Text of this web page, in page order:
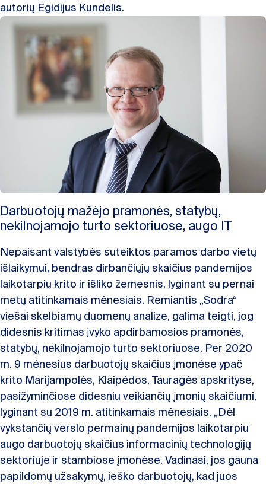
autorių Egidijus Kundelis.
Darbuotojų mažėjo pramonės, statybų,
nekilnojamojo turto sektoriuose, augo IT
Nepaisant valstybės suteiktos paramos darbo vietų
išlaikymui, bendras dirbančiųjų skaičius pandemijos
laikotarpiu krito ir išliko žemesnis, lyginant su pernai
metų atitinkamais mėnesiais. Remiantis „Sodra“
viešai skelbiamų duomenų analize, galima teigti, jog
didesnis kritimas įvyko apdirbamosios pramonės,
statybų, nekilnojamojo turto sektoriuose. Per 2020
m. 9 mėnesius darbuotojų skaičius įmonėse ypač
krito Marijampolės, Klaipėdos, Tauragės apskrityse,
pasižyminčiose didesniu veikiančių įmonių skaičiumi,
lyginant su 2019 m. atitinkamais mėnesiais. „Dėl
vykstančių verslo permainų pandemijos laikotarpiu
augo darbuotojų skaičius informacinių technologijų
sektoriuje ir stambiose įmonėse. Vadinasi, jos gauna
papildomų užsakymų, ieško darbuotojų, kad juos